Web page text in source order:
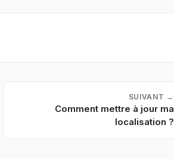
SUIVANT →
Comment mettre à jour ma
localisation ?